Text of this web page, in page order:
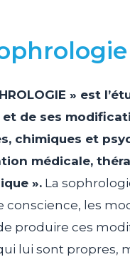
» est
et de ses
chimiques et
médicale,
». La
conscience, les
produire ces
lui sont propres,